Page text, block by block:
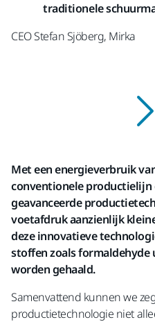
traditionele
CEO Stefan Sjöberg, Mirka
Met een energieverbruik
conventionele productielijn
geavanceerde
voetafdruk aanzienlijk
deze innovatieve
stoffen zoals
worden gehaald.
Samenvattend kunnen we
productietechnologie niet